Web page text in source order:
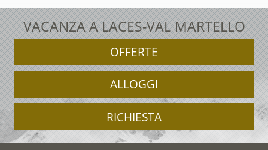
VACANZA A LACES-VAL MARTELLO
OFFERTE
ALLOGGI
RICHIESTA